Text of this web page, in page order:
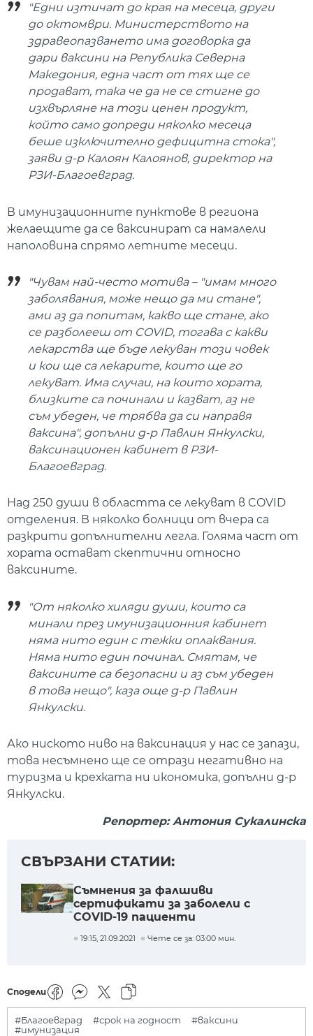
"Едни изтичат до края на месеца, други
до октомври. Министерството на
здравеопазването има договорка да
дари ваксини на Република Северна
Македония, една част от тях ще се
продават, така че да не се стигне до
изхвърляне на този ценен продукт,
който само допреди няколко месеца
беше изключително дефицитна стока",
заяви д-р Калоян Калоянов, директор на
РЗИ-Благоевград.
В имунизационните пунктове в региона
желаещите да се ваксинират са намалели
наполовина спрямо летните месеци.
"Чувам най-често мотива – "имам много
заболявания, може нещо да ми стане",
ами аз да попитам, какво ще стане, ако
се разболееш от COVID, тогава с какви
лекарства ще бъде лекуван този човек
и кои ще са лекарите, които ще го
лекуват. Има случаи, на които хората,
близките са починали и казват, аз не
съм убеден, че трябва да си направя
ваксина", допълни д-р Павлин Янкулски,
ваксинационен кабинет в РЗИ-
Благоевград.
Над 250 души в областта се лекуват в COVID
отделения. В няколко болници от вчера са
разкрити допълнителни легла. Голяма част от
хората остават скептични относно
ваксините.
"От няколко хиляди души, които са
минали през имунизационния кабинет
няма нито един с тежки оплаквания.
Няма нито един починал. Смятам, че
ваксините са безопасни и аз съм убеден
в това нещо", каза още д-р Павлин
Янкулски.
Ако ниското ниво на ваксинация у нас се запази,
това несъмнено ще се отрази негативно на
туризма и крехката ни икономика, допълни д-р
Янкулски.
Репортер: Антония Сукалинска
СВЪРЗАНИ СТАТИИ:
Съмнения за фалшиви
сертификати за заболели с
COVID-19 пациенти
19:15, 21.09.2021 Чете се за: 03:00 мин.
Сподели
#Благоевград #срок на годност
#ваксини
#имунизация